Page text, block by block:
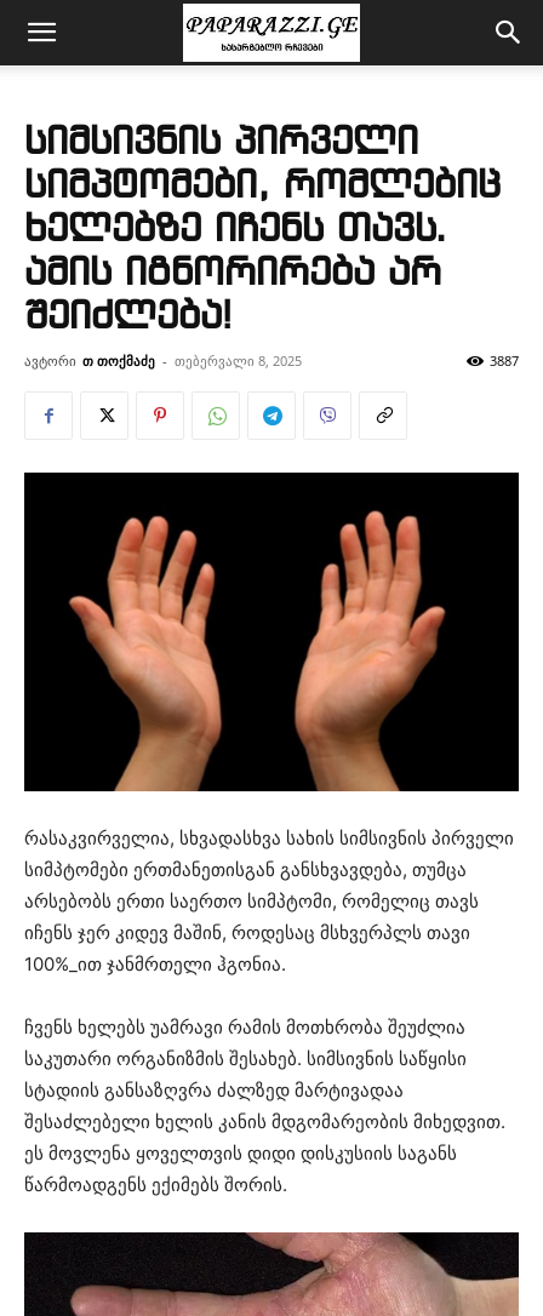
სიმსივნის პირველი
სიმპტომები, რომლებიც
ხელებზე იჩენს თავს.
ამის იგნორირება არ
შეიძლება!
ავტორი თ თოქმაძე - თებერვალი 8, 2025 3887
რასაკვირველია, სხვადასხვა სახის სიმსივნის პირველი
სიმპტომები ერთმანეთისგან განსხვავდება, თუმცა
არსებობს ერთი საერთო სიმპტომი, რომელიც თავს
იჩენს ჯერ კიდევ მაშინ, როდესაც მსხვერპლს თავი
100%_ით ჯანმრთელი ჰგონია.
ჩვენს ხელებს უამრავი რამის მოთხრობა შეუძლია
საკუთარი ორგანიზმის შესახებ. სიმსივნის საწყისი
სტადიის განსაზღვრა ძალზედ მარტივადაა
შესაძლებელი ხელის კანის მდგომარეობის მიხედვით.
ეს მოვლენა ყოველთვის დიდი დისკუსიის საგანს
წარმოადგენს ექიმებს შორის.